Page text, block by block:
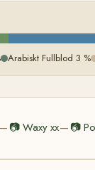
Arabiskt Fullblod 3 %
— 📷 Waxy xx— 📷